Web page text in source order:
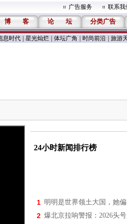
广告服务 联系我
博 客 论 坛 分类广告
息时代 星光灿烂 体坛广角 时尚前沿 旅游
24小时新闻排行榜
1 明明是世界领土大国，她
2 爆北京拉响警报：2026头